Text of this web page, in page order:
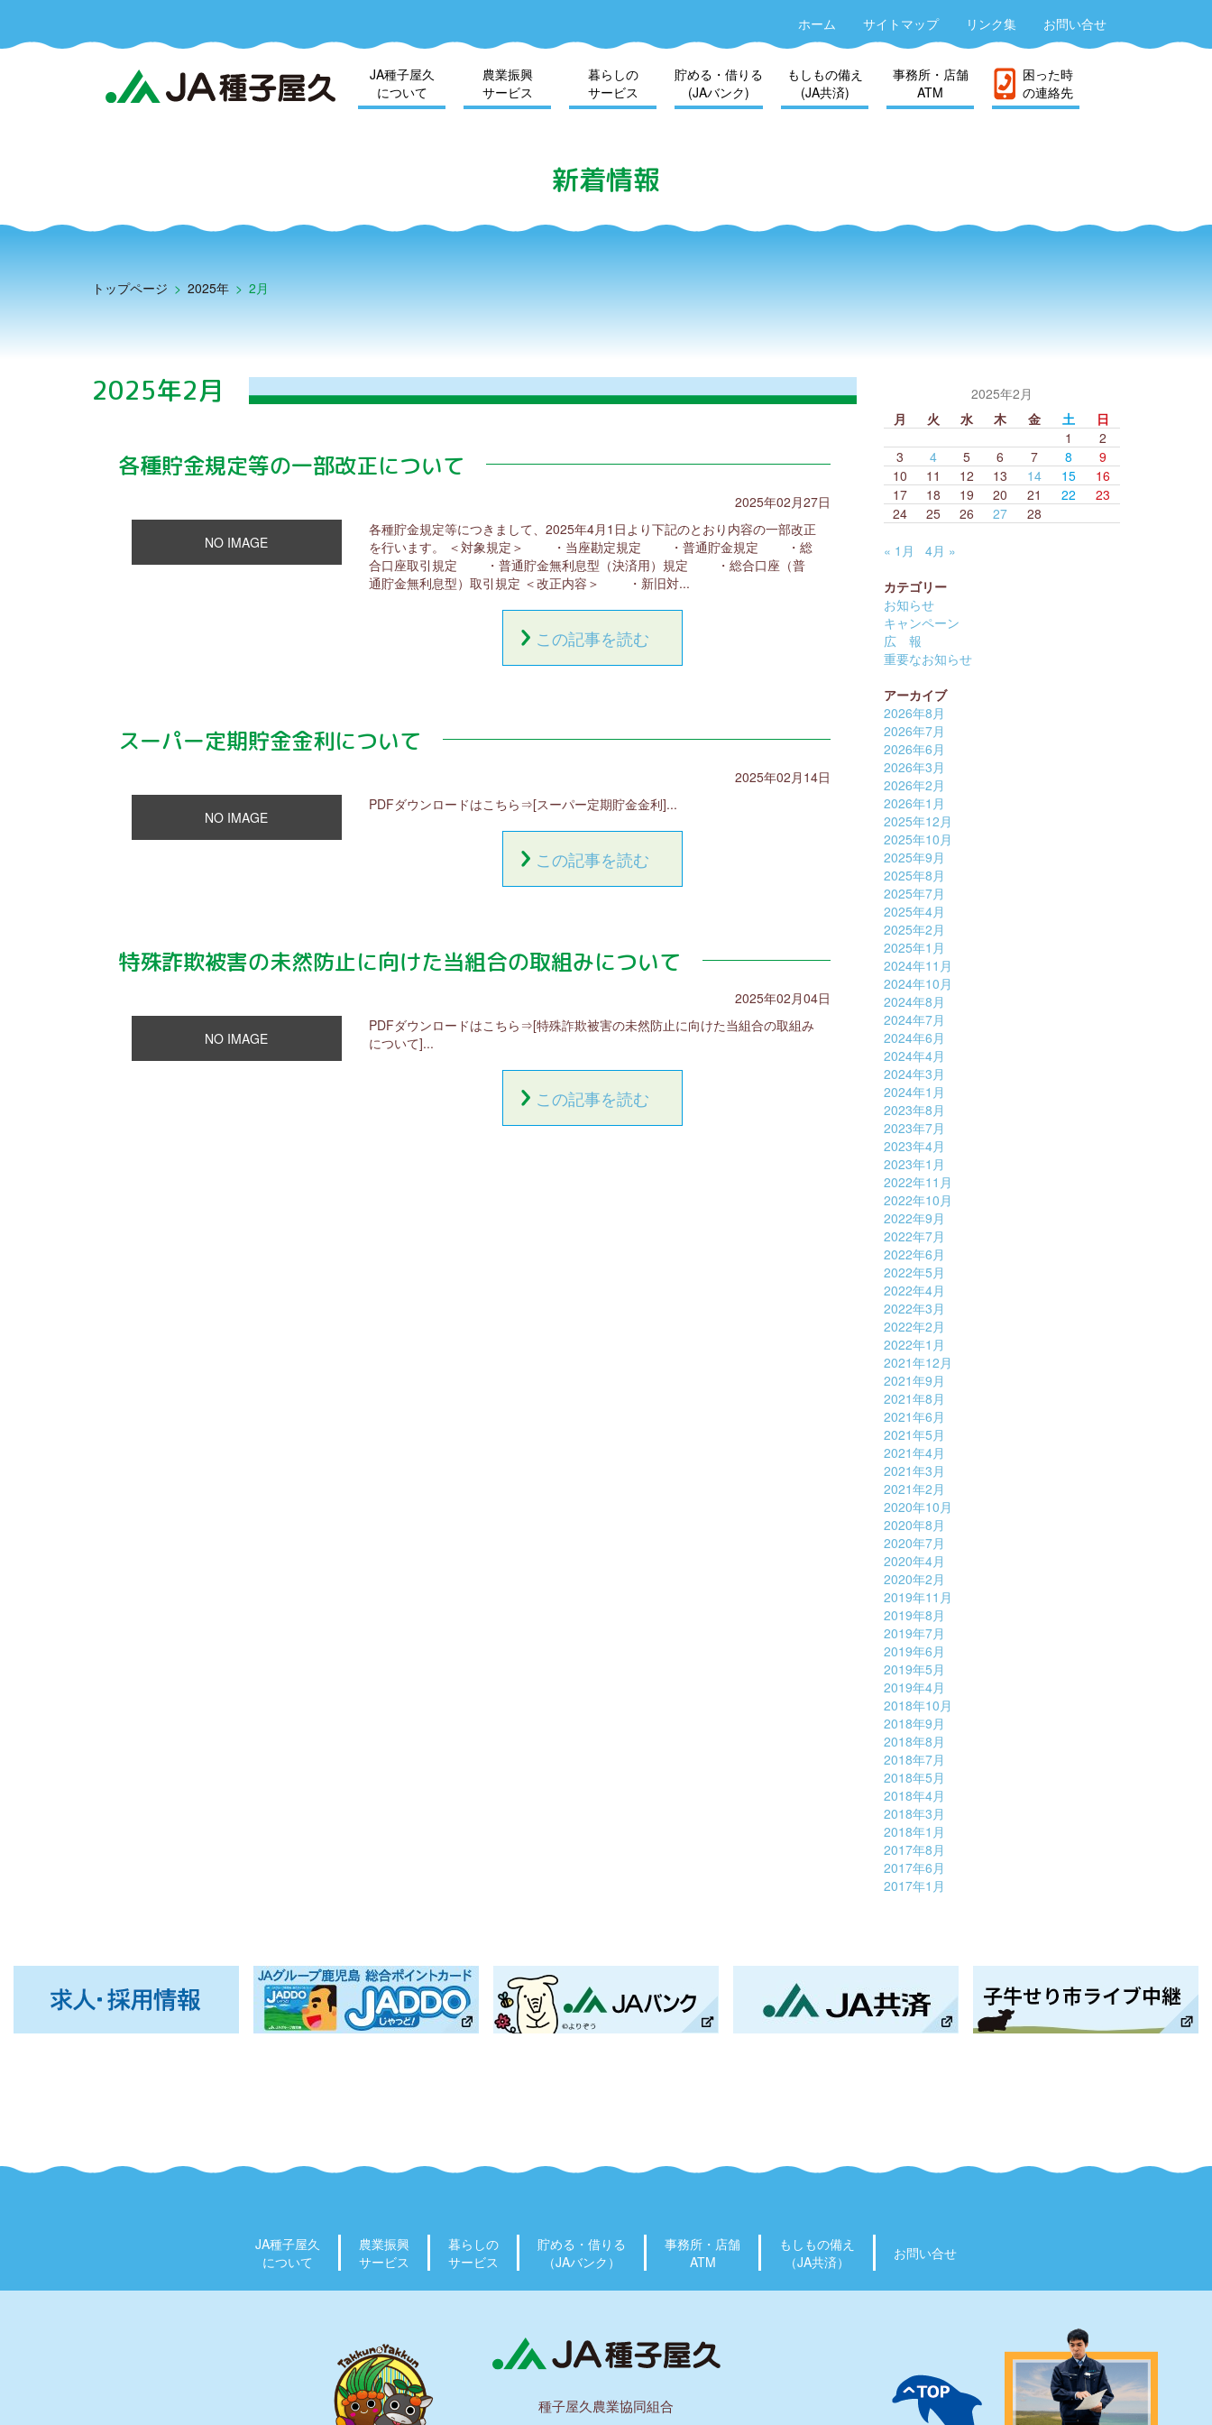
ホーム サイトマップ リンク集 お問い合せ
JA種子屋久
について
農業振興
サービス
暮らしの
サービス
貯める・借りる
(JAバンク)
もしもの備え
(JA共済)
事務所・店舗
ATM
困った時
の連絡先
新着情報
トップページ > 2025年 > 2月
2025年2月
各種貯金規定等の一部改正について
2025年02月27日
NO IMAGE
各種貯金規定等につきまして、2025年4月1日より下記のとおり内容の一部改正
を行います。 ＜対象規定＞ ・当座勘定規定 ・普通貯金規定 ・総
合口座取引規定 ・普通貯金無利息型（決済用）規定 ・総合口座（普
通貯金無利息型）取引規定 ＜改正内容＞ ・新旧対...
この記事を読む
スーパー定期貯金金利について
2025年02月14日
NO IMAGE
PDFダウンロードはこちら⇒[スーパー定期貯金金利]...
この記事を読む
特殊詐欺被害の未然防止に向けた当組合の取組みについて
2025年02月04日
NO IMAGE
PDFダウンロードはこちら⇒[特殊詐欺被害の未然防止に向けた当組合の取組み
について]...
この記事を読む
2025年2月
月
火 水 木 金 土
日
1
2
3
4 5 6 7 8
9
10
11 12 13 14 15
16
17
18 19 20 21 22
23
24
25 26 27 28
« 1月
4月 »
カテゴリー
お知らせ
キャンペーン
広 報
重要なお知らせ
アーカイブ
2026年8月
2026年7月
2026年6月
2026年3月
2026年2月
2026年1月
2025年12月
2025年10月
2025年9月
2025年8月
2025年7月
2025年4月
2025年2月
2025年1月
2024年11月
2024年10月
2024年8月
2024年7月
2024年6月
2024年4月
2024年3月
2024年1月
2023年8月
2023年7月
2023年4月
2023年1月
2022年11月
2022年10月
2022年9月
2022年7月
2022年6月
2022年5月
2022年4月
2022年3月
2022年2月
2022年1月
2021年12月
2021年9月
2021年8月
2021年6月
2021年5月
2021年4月
2021年3月
2021年2月
2020年10月
2020年8月
2020年7月
2020年4月
2020年2月
2019年11月
2019年8月
2019年7月
2019年6月
2019年5月
2019年4月
2018年10月
2018年9月
2018年8月
2018年7月
2018年5月
2018年4月
2018年3月
2018年1月
2017年8月
2017年6月
2017年1月
JA種子屋久
について
農業振興
サービス
暮らしの
サービス
貯める・借りる
（JAバンク）
事務所・店舗
ATM
もしもの備え
（JA共済）
お問い合せ
種子屋久農業協同組合